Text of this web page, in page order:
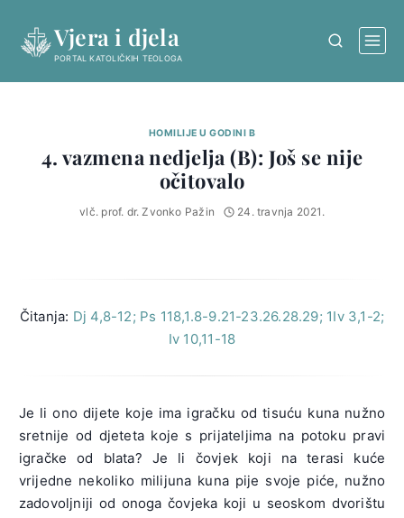
content
Vjera i djela
PORTAL KATOLIČKIH TEOLOGA
HOMILIJE U GODINI B
4. vazmena nedjelja (B): Još se nije
očitovalo
vlč. prof. dr. Zvonko Pažin 24. travnja 2021.
Čitanja: Dj 4,8-12; Ps 118,1.8-9.21-23.26.28.29; 1Iv 3,1-2;
Iv 10,11-18
Je li ono dijete koje ima igračku od tisuću kuna nužno
sretnije od djeteta koje s prijateljima na potoku pravi
igračke od blata? Je li čovjek koji na terasi kuće
vrijedne nekoliko milijuna kuna pije svoje piće, nužno
zadovoljniji od onoga čovjeka koji u seoskom dvorištu